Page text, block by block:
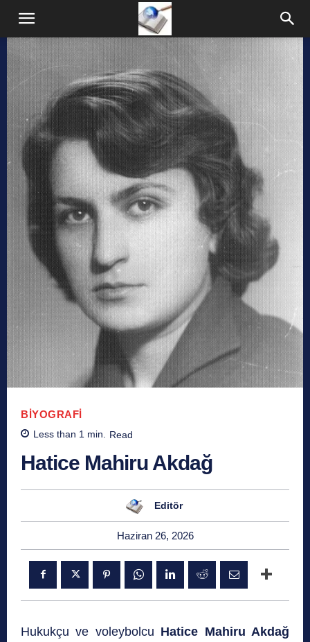
BIYOGRAFI
Less than 1 min. Read
Hatice Mahiru Akdağ
Editör
Haziran 26, 2026
Hukukçu ve voleybolcu Hatice Mahiru Akdağ